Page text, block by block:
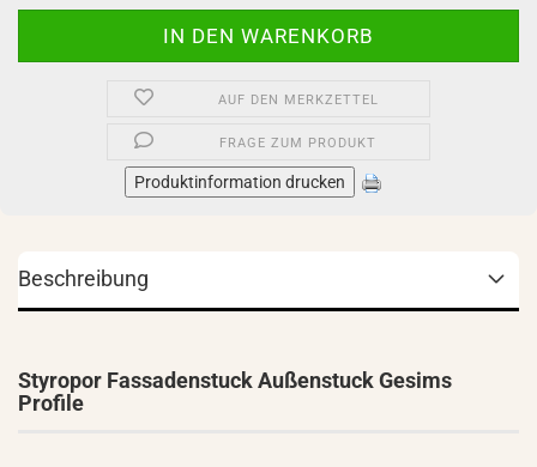
AUF DEN MERKZETTEL
FRAGE ZUM PRODUKT
Produktinformation drucken
Beschreibung
Styropor Fassadenstuck Außenstuck Gesims
Profile